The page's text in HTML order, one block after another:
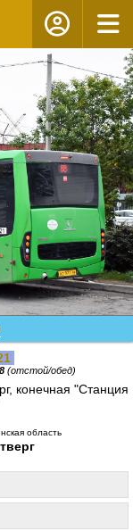
(отстой/обед)
конечная "Станция
область